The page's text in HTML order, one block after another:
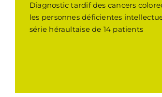
Diagnostic tardif des cancers
les personnes déficientes
série héraultaise de 14 patients